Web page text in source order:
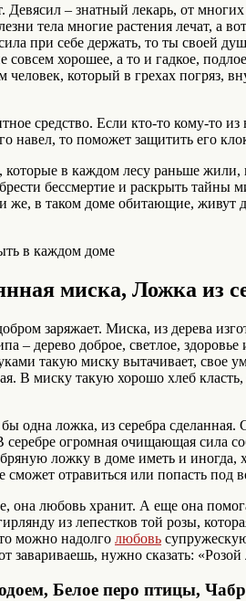
Девясил – знатный лекарь, от
тела многие растения лечат, а
при себе держать, то ты своей
хорошее, а то и гадкое,
человек, который в грехах погряз,
средство. Если кто-то кому-то
навел, то поможет защитить его
которые в каждом лесу раньше
бессмертие и раскрыть тайны
в таком доме обитающие, живут
миска, Ложка из
заряжает. Миска, из дерева
– дерево доброе, светлое,
такую миску вытачивает, свое
В миску такую хорошо хлеб
одна ложка, из серебра сделанная.
огромная очищающая сила
ложку в доме иметь и
отравиться или попасть под
она любовь хранит. А еще она
из лепестков той розы,
можно надолго любовь
завариваешь, нужно сказать:
Белое перо птицы,